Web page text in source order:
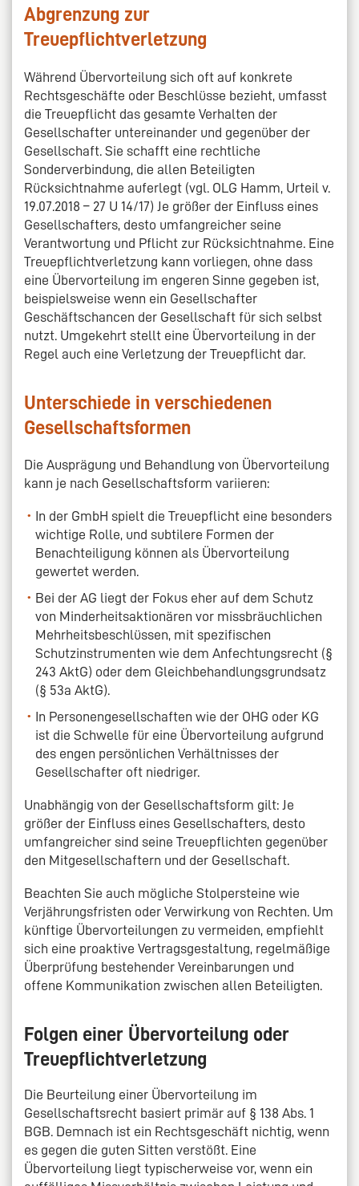
Abgrenzung zur
Treuepflichtverletzung
Während Übervorteilung sich oft auf konkrete
Rechtsgeschäfte oder Beschlüsse bezieht, umfasst
die Treuepflicht das gesamte Verhalten der
Gesellschafter untereinander und gegenüber der
Gesellschaft. Sie schafft eine rechtliche
Sonderverbindung, die allen Beteiligten
Rücksichtnahme auferlegt (vgl. OLG Hamm, Urteil v.
19.07.2018 – 27 U 14/17) Je größer der Einfluss eines
Gesellschafters, desto umfangreicher seine
Verantwortung und Pflicht zur Rücksichtnahme. Eine
Treuepflichtverletzung kann vorliegen, ohne dass
eine Übervorteilung im engeren Sinne gegeben ist,
beispielsweise wenn ein Gesellschafter
Geschäftschancen der Gesellschaft für sich selbst
nutzt. Umgekehrt stellt eine Übervorteilung in der
Regel auch eine Verletzung der Treuepflicht dar.
Unterschiede in verschiedenen
Gesellschaftsformen
Die Ausprägung und Behandlung von Übervorteilung
kann je nach Gesellschaftsform variieren:
In der GmbH spielt die Treuepflicht eine besonders
wichtige Rolle, und subtilere Formen der
Benachteiligung können als Übervorteilung
gewertet werden.
Bei der AG liegt der Fokus eher auf dem Schutz
von Minderheitsaktionären vor missbräuchlichen
Mehrheitsbeschlüssen, mit spezifischen
Schutzinstrumenten wie dem Anfechtungsrecht (§
243 AktG) oder dem Gleichbehandlungsgrundsatz
(§ 53a AktG).
In Personengesellschaften wie der OHG oder KG
ist die Schwelle für eine Übervorteilung aufgrund
des engen persönlichen Verhältnisses der
Gesellschafter oft niedriger.
Unabhängig von der Gesellschaftsform gilt: Je
größer der Einfluss eines Gesellschafters, desto
umfangreicher sind seine Treuepflichten gegenüber
den Mitgesellschaftern und der Gesellschaft.
Beachten Sie auch mögliche Stolpersteine wie
Verjährungsfristen oder Verwirkung von Rechten. Um
künftige Übervorteilungen zu vermeiden, empfiehlt
sich eine proaktive Vertragsgestaltung, regelmäßige
Überprüfung bestehender Vereinbarungen und
offene Kommunikation zwischen allen Beteiligten.
Folgen einer Übervorteilung oder
Treuepflichtverletzung
Die Beurteilung einer Übervorteilung im
Gesellschaftsrecht basiert primär auf § 138 Abs. 1
BGB. Demnach ist ein Rechtsgeschäft nichtig, wenn
es gegen die guten Sitten verstößt. Eine
Übervorteilung liegt typischerweise vor, wenn ein